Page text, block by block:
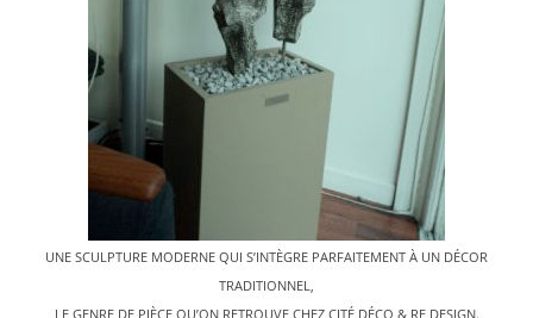
UNE SCULPTURE MODERNE QUI S’INTÈGRE PARFAITEMENT À UN DÉCOR
TRADITIONNEL,